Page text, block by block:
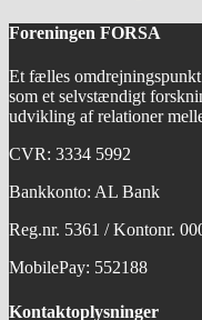
Foreningen FORSA
Et fælles
som et selvstændigt
udvikling af relationer
CVR: 3334 5992
Bankkonto: AL Bank
Reg.nr. 5361 / Kontonr.
MobilePay: 552188
Kontaktoplysninger